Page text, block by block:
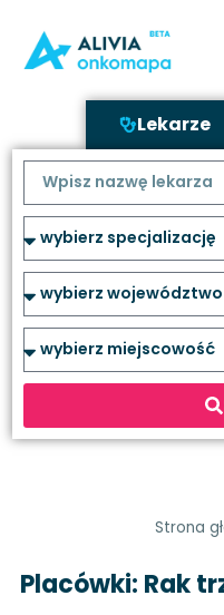
Lekarze
Strona
Placówki: Rak